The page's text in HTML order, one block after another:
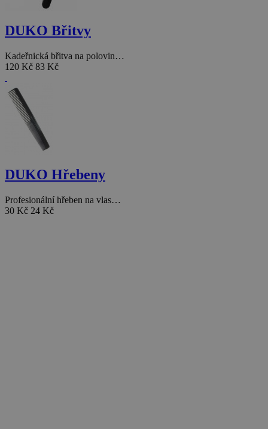
DUKO Břitvy
Kadeřnická břitva na polovin…
120 Kč 83 Kč
DUKO Hřebeny
Profesionální hřeben na vlas…
30 Kč 24 Kč